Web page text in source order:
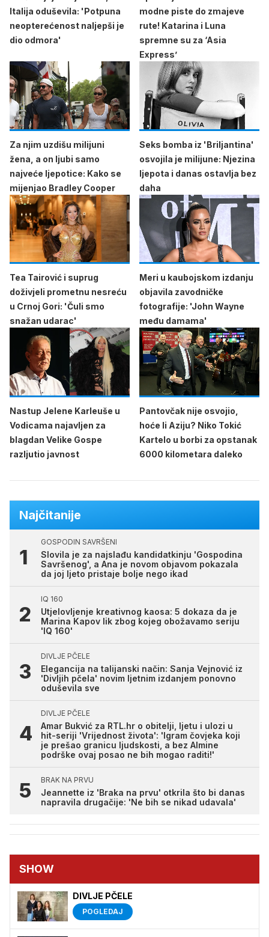
Italija oduševila: 'Potpuna
neopterećenost naljepši je
dio odmora'
modne piste do zmajeve
rute! Katarina i Luna
spremne su za ‘Asia
Express’
Za njim uzdišu milijuni
žena, a on ljubi samo
najveće ljepotice: Kako se
mijenjao Bradley Cooper
Seks bomba iz 'Briljantina'
osvojila je milijune: Njezina
ljepota i danas ostavlja bez
daha
Tea Tairović i suprug
doživjeli prometnu nesreću
u Crnoj Gori: 'Čuli smo
snažan udarac'
Meri u kaubojskom izdanju
objavila zavodničke
fotografije: 'John Wayne
među damama'
Nastup Jelene Karleuše u
Vodicama najavljen za
blagdan Velike Gospe
razljutio javnost
Pantovčak nije osvojio,
hoće li Aziju? Niko Tokić
Kartelo u borbi za opstanak
6000 kilometara daleko
Najčitanije
GOSPODIN SAVRŠENI
Slovila je za najslađu kandidatkinju 'Gospodina
Savršenog', a Ana je novom objavom pokazala
da joj ljeto pristaje bolje nego ikad
IQ 160
Utjelovljenje kreativnog kaosa: 5 dokaza da je
Marina Kapov lik zbog kojeg obožavamo seriju
'IQ 160'
DIVLJE PČELE
Elegancija na talijanski način: Sanja Vejnović iz
'Divljih pčela' novim ljetnim izdanjem ponovno
oduševila sve
DIVLJE PČELE
Amar Bukvić za RTL.hr o obitelji, ljetu i ulozi u
hit-seriji 'Vrijednost života': 'Igram čovjeka koji
je prešao granicu ljudskosti, a bez Almine
podrške ovaj posao ne bih mogao raditi!'
BRAK NA PRVU
Jeannette iz 'Braka na prvu' otkrila što bi danas
napravila drugačije: 'Ne bih se nikad udavala'
SHOW
DIVLJE PČELE
POGLEDAJ